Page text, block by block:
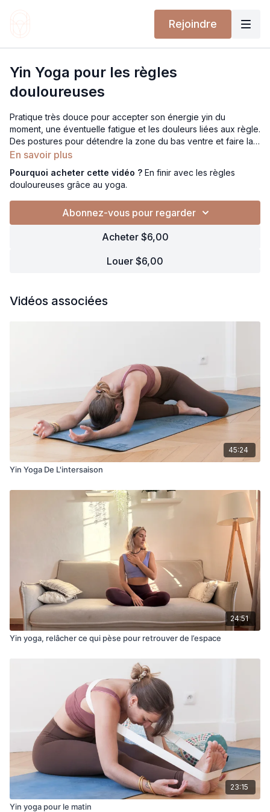
Rejoindre
Yin Yoga pour les règles
douloureuses
Pratique très douce pour accepter son énergie yin du
moment, une éventuelle fatigue et les douleurs liées aux règle.
Des postures pour détendre la zone du bas ventre et faire la
paix avec son corps.
En savoir plus
Pourquoi acheter cette vidéo ? En finir avec les règles
douloureuses grâce au yoga.
Abonnez-vous pour regarder
Acheter $6,00
Louer $6,00
Vidéos associées
45:24
Yin Yoga De L'intersaison
24:51
Yin yoga, relâcher ce qui pèse pour retrouver de l’espace
23:15
Yin yoga pour le matin